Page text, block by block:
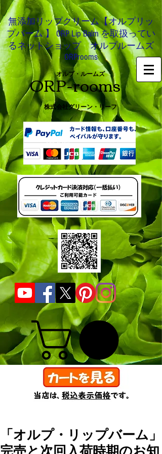
無添加リップクリーム【オルプリッ
プバーム 】 ORP Lip Balm を取扱ってい
るネットショップ オルプルームズ
ORProoms
ORP-rooms
オルプ・ルームズ
株式会社グリーン・リーフ
0466-54-8612
「オルプ・リップバーム」